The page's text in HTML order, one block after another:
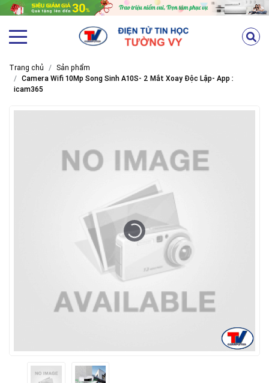
Trang chủ
Sản phẩm
Camera Wifi 10Mp Song Sinh A10S- 2 Mắt Xoay Độc Lập- App :
icam365